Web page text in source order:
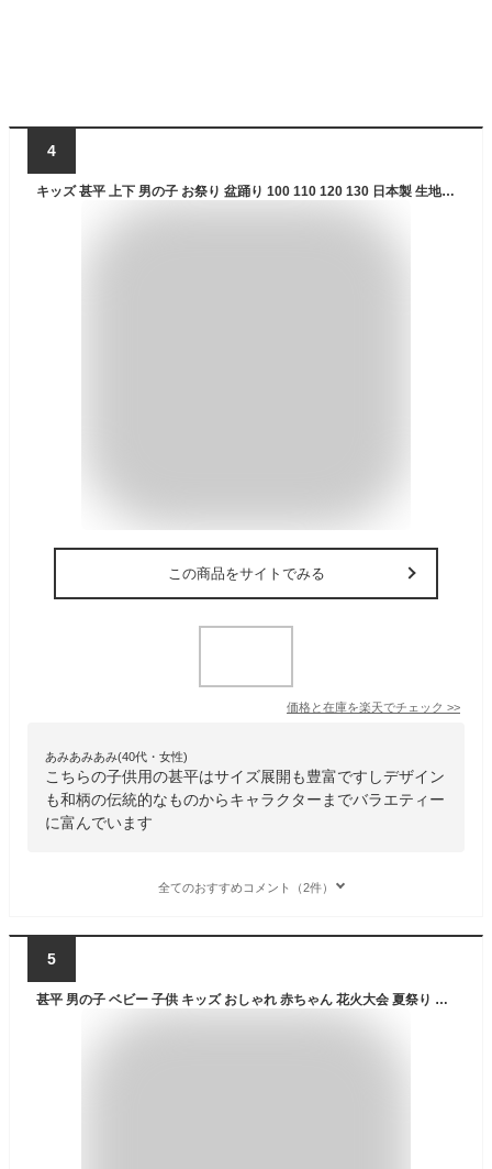
4
キッズ 甚平 上下 男の子 お祭り 盆踊り 100 110 120 130 日本製 生地 可愛い 和柄 くろわっさんすべべ 北欧 花火 浴衣 スイカ 恐竜 電車 男児 子供 綿100% 夏 プレゼント 人気 夏休み 保育園 幼稚園 小学
この商品をサイトでみる
価格と在庫を楽天でチェック >>
あみあみあみ(40代・女性)
こちらの子供用の甚平はサイズ展開も豊富ですしデザイン
も和柄の伝統的なものからキャラクターまでバラエティー
に富んでいます
全てのおすすめコメント（2件）
5
甚平 男の子 ベビー 子供 キッズ おしゃれ 赤ちゃん 花火大会 夏祭り 七夕 子供用 夕涼み会 80cm 90cm 95cm 浴衣 夏 コットン 綿100% 日本製 生地 女の子 和柄 花火 矢絣 水玉 龍 パジャマ 部屋着 海外土産 東商店